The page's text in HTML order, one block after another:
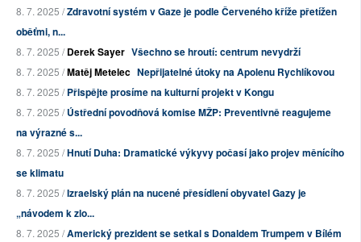
8. 7. 2025 /Zdravotní systém v Gaze je podle Červeného kříže přetížen
oběťmi, n...
8. 7. 2025 /Derek Sayer Všechno se hroutí: centrum nevydrží
8. 7. 2025 /Matěj Metelec Nepřijatelné útoky na Apolenu Rychlíkovou
8. 7. 2025 /Přispějte prosíme na kulturní projekt v Kongu
8. 7. 2025 /Ústřední povodňová komise MŽP: Preventivně reagujeme
na výrazné s...
8. 7. 2025 /Hnutí Duha: Dramatické výkyvy počasí jako projev měnícího
se klimatu
8. 7. 2025 /Izraelský plán na nucené přesídlení obyvatel Gazy je
„návodem k zlo...
8. 7. 2025 /Americký prezident se setkal s Donaldem Trumpem v Bílém